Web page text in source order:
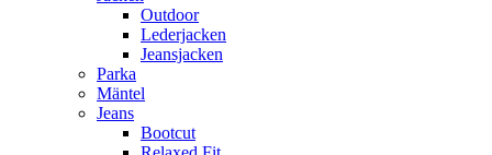
Outdoor
Lederjacken
Jeansjacken
Parka
Mäntel
Jeans
Bootcut